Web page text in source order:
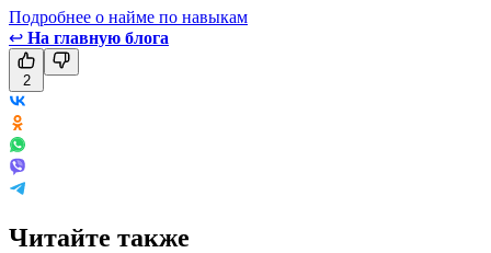
Подробнее о найме по навыкам
↩ На главную блога
2
Читайте также